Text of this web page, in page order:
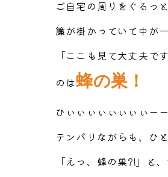
ご自宅の周りをぐるっ
簾が掛かっていて中が
「ここも見て大丈夫
のは蜂の巣！
ひぃぃぃぃぃぃぃぃー
テンパりながらも、ひ
「えっ、蜂の巣?!」と